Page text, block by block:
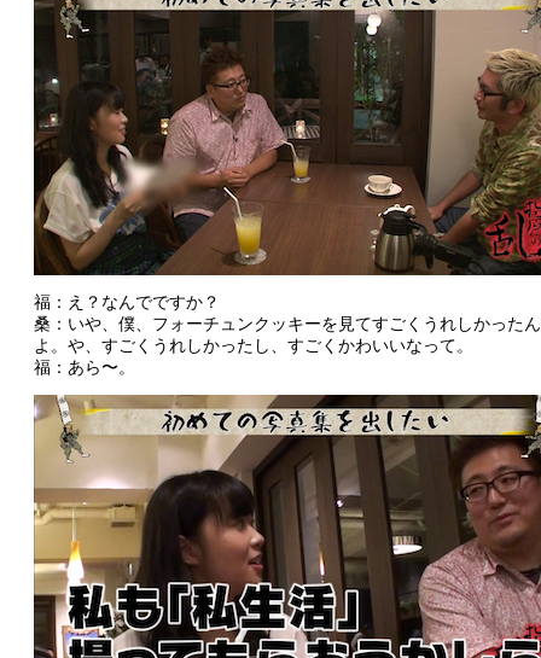
福：え？なんでですか？
桑：いや、僕、フォーチュンクッキーを見てすごくうれしかった
よ。や、すごくうれしかったし、すごくかわいいなって。
福：あら〜。